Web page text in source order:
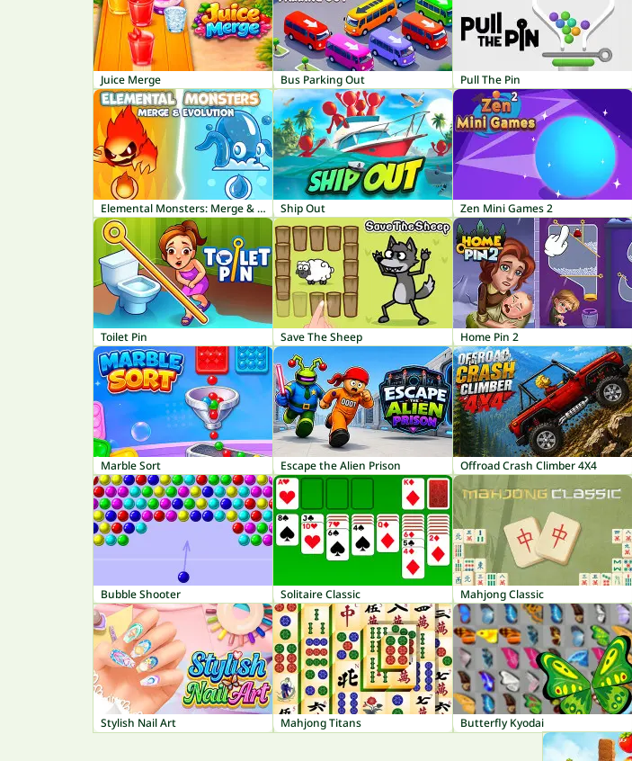
Juice Merge Bus Parking Out Pull The Pin
Elemental Monsters: Merge & Evolution Ship Out Zen Mini Games 2
Toilet Pin Save The Sheep Home Pin 2
Marble Sort Escape the Alien Prison Offroad Crash Climber 4X4
Bubble Shooter Solitaire Classic Mahjong Classic
Stylish Nail Art Mahjong Titans Butterfly Kyodai